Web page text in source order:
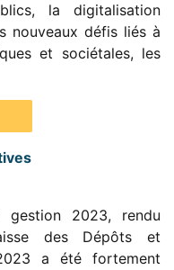
la digitalisation
nouveaux défis liés à
et sociétales, les
2023, rendu
des Dépôts et
a été fortement